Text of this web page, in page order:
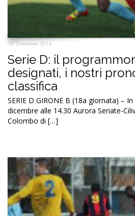
19 Dicembre 2014
Serie D: il
designati, i nostri
classifica
SERIE D GIRONE B (18a giornata) –
dicembre alle 14.30 Aurora Seriate-
Colombo di […]